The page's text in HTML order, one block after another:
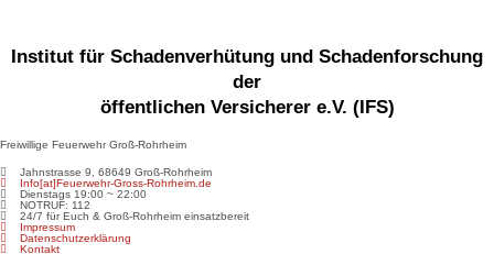
Institut für Schadenverhütung und Schadenforschung
der
öffentlichen Versicherer e.V. (IFS)
Freiwillige Feuerwehr Groß-Rohrheim
Jahnstrasse 9, 68649 Groß-Rohrheim
Info[at]Feuerwehr-Gross-Rohrheim.de
Dienstags 19:00 ~ 22:00
NOTRUF: 112
24/7 für Euch & Groß-Rohrheim einsatzbereit
Impressum
Datenschutzerklärung
Kontakt